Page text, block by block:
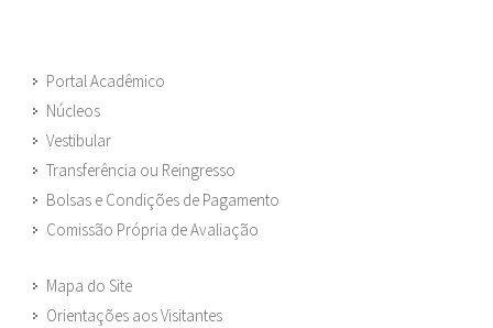
Portal Acadêmico
Núcleos
Vestibular
Transferência ou Reingresso
Bolsas e Condições de Pagamento
Comissão Própria de Avaliação
Mapa do Site
Orientações aos Visitantes